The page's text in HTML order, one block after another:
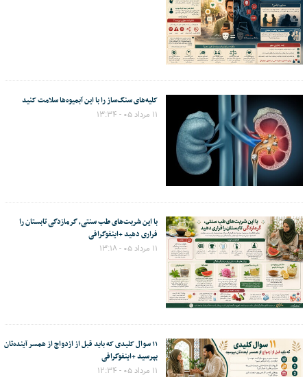
کلیه‌های سنگ‌ساز را با این آبمیوه‌ها سلامت کنید
۱۱ مرداد ۰۵ - ۱۳:۳۴
با این شربت‌های طب سنتی، گرمازدگی تابستان را
فراری دهید +اینفوگرافی
۱۱ مرداد ۰۵ - ۱۳:۱۸
۱۱ سوال کلیدی که باید قبل از ازدواج از همسر آینده‌تان
بپرسید +اینفوگرافی
۱۱ مرداد ۰۵ - ۱۲:۳۴